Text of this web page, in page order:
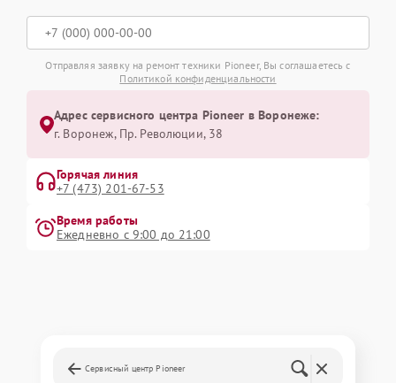
Отправляя заявку на ремонт техники Pioneer, Вы соглашаетесь с
Политикой конфиденциальности
Адрес сервисного центра Pioneer в Воронеже:
г. Воронеж, Пр. Революции, 38
Горячая линия
+7 (473) 201-67-53
Время работы
Ежедневно с 9:00 до 21:00
Сервисный центр Pioneer